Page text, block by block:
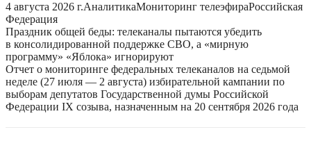
4 августа 2026 г.АналитикаМониторинг телеэфираРоссийская
Федерация
Праздник общей беды: телеканалы пытаются убедить
в консолидированной поддержке СВО, а «мирную
программу» «Яблока» игнорируют
Отчет о мониторинге федеральных телеканалов на седьмой
неделе (27 июля — 2 августа) избирательной кампании по
выборам депутатов Государственной думы Российской
Федерации IX созыва, назначенным на 20 сентября 2026 года